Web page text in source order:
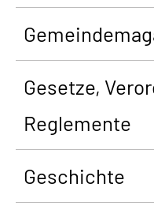
Gesetze,
Reglemente
Geschichte